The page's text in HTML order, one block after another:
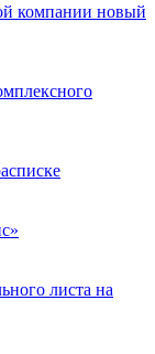
компании новый
листа на